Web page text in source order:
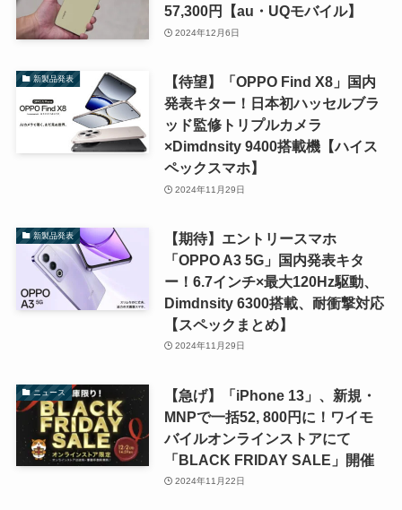
57,300円【au・UQモバイル】
2024年12月6日
新製品発表
【待望】「OPPO Find X8」国内
発表キター！日本初ハッセルブラ
ッド監修トリプルカメラ
×Dimdnsity 9400搭載機【ハイス
ペックスマホ】
2024年11月29日
新製品発表
【期待】エントリースマホ
「OPPO A3 5G」国内発表キタ
ー！6.7インチ×最大120Hz駆動、
Dimdnsity 6300搭載、耐衝撃対応
【スペックまとめ】
2024年11月29日
ニュース
【急げ】「iPhone 13」、新規・
MNPで一括52, 800円に！ワイモ
バイルオンラインストアにて
「BLACK FRIDAY SALE」開催
2024年11月22日